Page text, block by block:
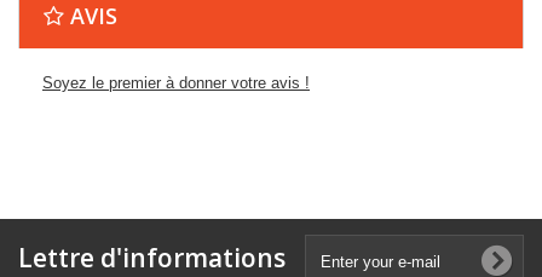
AVIS
Soyez le premier à donner votre avis !
Lettre d'informations